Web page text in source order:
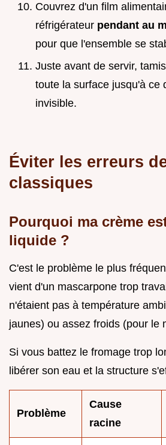
Couvrez d'un film
réfrigérateur pendant au
pour que l'ensemble se
Juste avant de servir,
toute la surface jusqu'à ce
invisible.
Éviter les erreurs
classiques
Pourquoi ma crème
liquide ?
C'est le problème le plus
vient d'un mascarpone trop
n'étaient pas à température
jaunes) ou assez froids (pour le
Si vous battez le fromage trop
libérer son eau et la structure
Problème
Cause
racine